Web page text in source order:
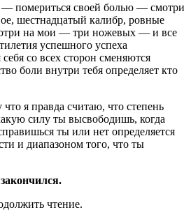
— помериться своей болью — смотри
шестнадцатый калибр, ровные
на мои — три ножевых — и все
успешного успеха
со всех сторон сменяются
боли внутри тебя определяет кто
я правда считаю, что степень
силу ты высвободишь, когда
ты или нет определяется
и диапазоном того, что ты
чтение.